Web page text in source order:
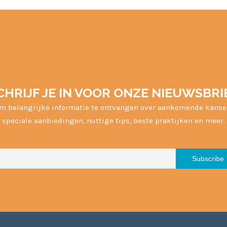
JE IN VOOR ONZE
belangrijke informatie te ontvangen over aankomende
speciale aanbiedingen, nuttige tips, beste praktijken en meer.